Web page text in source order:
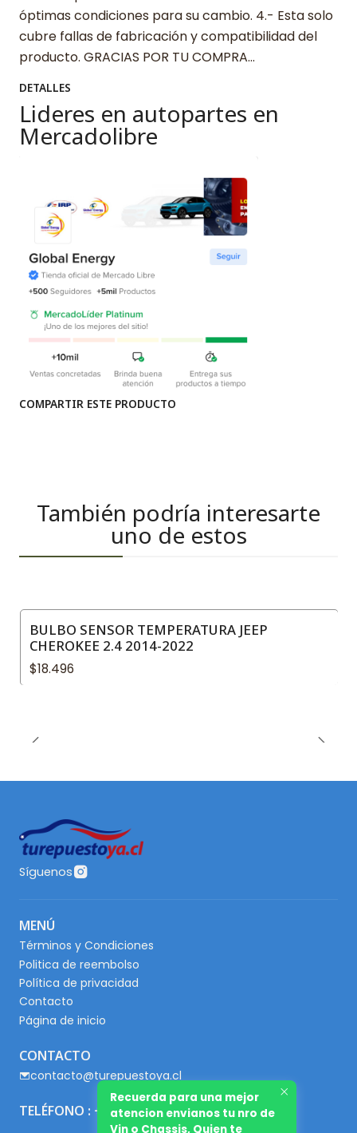
óptimas condiciones para su cambio. 4.- Esta solo
cubre fallas de fabricación y compatibilidad del
producto. GRACIAS POR TU COMPRA…
DETALLES
Lideres en autopartes en
Mercadolibre
COMPARTIR ESTE PRODUCTO
También podría interesarte
uno de estos
BULBO SENSOR TEMPERATURA JEEP
CHEROKEE 2.4 2014-2022
$18.496
Síguenos
MENÚ
Términos y Condiciones
Politica de reembolso
Política de privacidad
Contacto
Página de inicio
CONTACTO
contacto@turepuestoya.cl
TELÉFONO : +56 9 65667345
Recuerda para una mejor
atencion envianos tu nro de
Vin o Chassis, Quien te